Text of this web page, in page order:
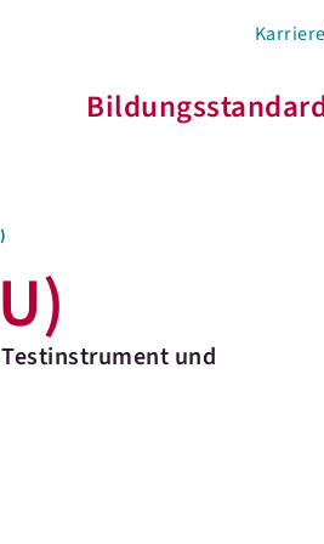
Karriere
und